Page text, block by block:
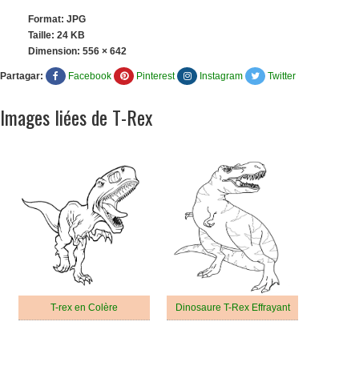
Format: JPG
Taille: 24 KB
Dimension: 556 × 642
Partagar: Facebook Pinterest Instagram Twitter
Images liées de T-Rex
T-rex en Colère Dinosaure T-Rex Effrayant